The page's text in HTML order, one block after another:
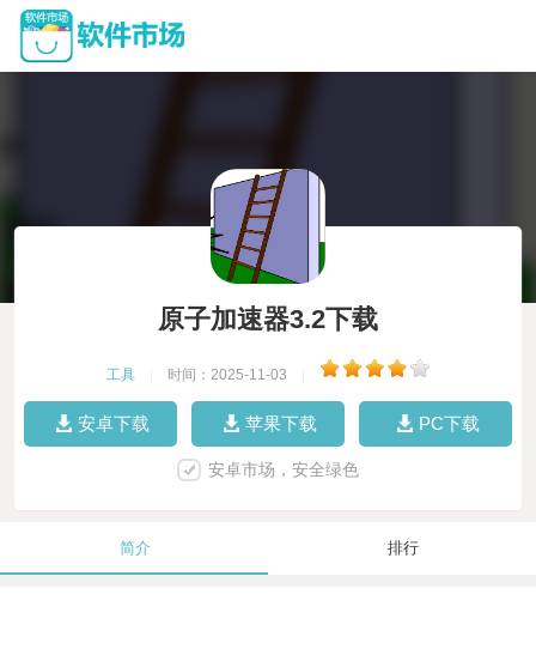
原子加速器3.2下载
工具 时间：2025-11-03
安卓下载 苹果下载 PC下载
安卓市场，安全绿色
简介 排行